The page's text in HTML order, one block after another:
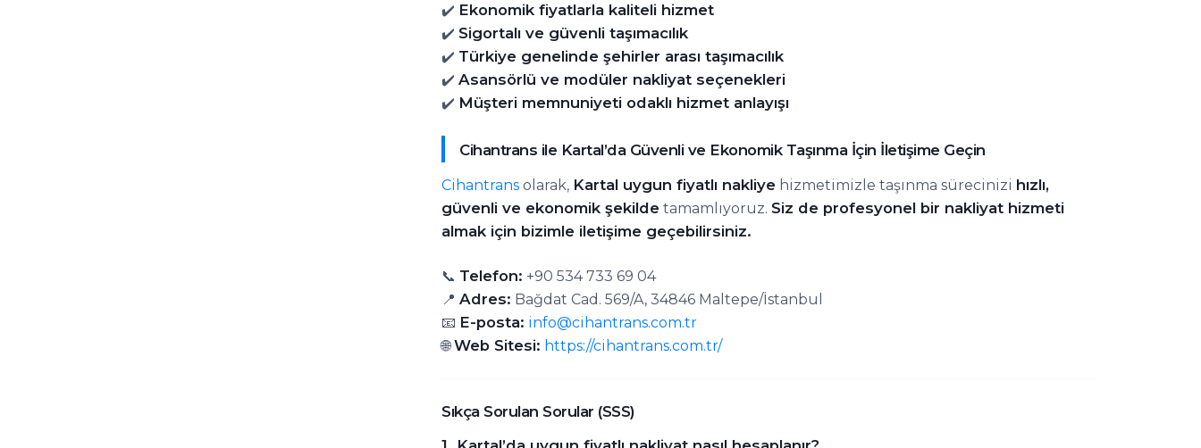
✔️ Ekonomik fiyatlarla kaliteli hizmet
✔️ Sigortalı ve güvenli taşımacılık
✔️ Türkiye genelinde şehirler arası taşımacılık
✔️ Asansörlü ve modüler nakliyat seçenekleri
✔️ Müşteri memnuniyeti odaklı hizmet anlayışı
Cihantrans ile Kartal’da Güvenli ve Ekonomik Taşınma İçin İletişime Geçin
Cihantrans olarak, Kartal uygun fiyatlı nakliye hizmetimizle taşınma sürecinizi hızlı,
güvenli ve ekonomik şekilde tamamlıyoruz. Siz de profesyonel bir nakliyat hizmeti
almak için bizimle iletişime geçebilirsiniz.
📞 Telefon: +90 534 733 69 04
📍 Adres: Bağdat Cad. 569/A, 34846 Maltepe/İstanbul
📧 E-posta: info@cihantrans.com.tr
🌐Web Sitesi: https://cihantrans.com.tr/
Sıkça Sorulan Sorular (SSS)